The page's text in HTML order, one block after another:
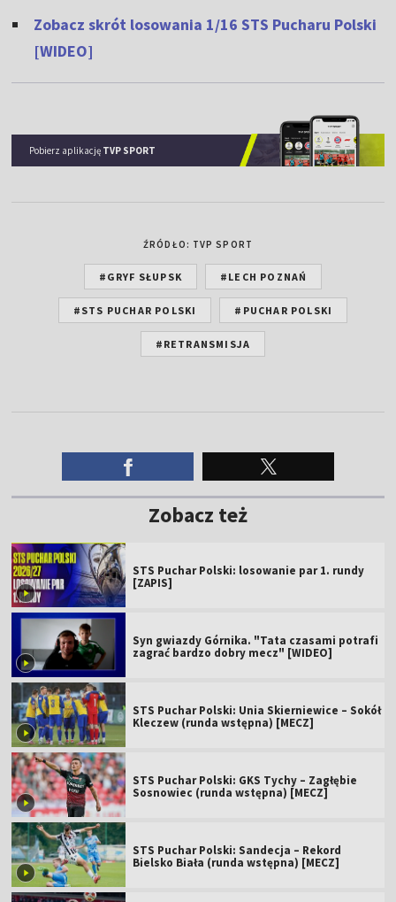
Zobacz skrót losowania 1/16 STS Pucharu Polski
[WIDEO]
Pobierz aplikację TVP SPORT
ŹRÓDŁO: TVP SPORT
#GRYF SŁUPSK #LECH POZNAŃ
#STS PUCHAR POLSKI #PUCHAR POLSKI
#RETRANSMISJA
Zobacz też
STS Puchar Polski: losowanie par 1. rundy
[ZAPIS]
Syn gwiazdy Górnika. "Tata czasami potrafi
zagrać bardzo dobry mecz" [WIDEO]
STS Puchar Polski: Unia Skierniewice – Sokół
Kleczew (runda wstępna) [MECZ]
STS Puchar Polski: GKS Tychy – Zagłębie
Sosnowiec (runda wstępna) [MECZ]
STS Puchar Polski: Sandecja – Rekord
Bielsko Biała (runda wstępna) [MECZ]